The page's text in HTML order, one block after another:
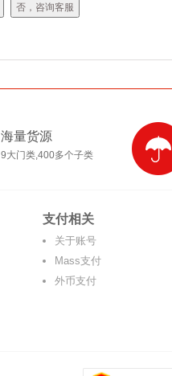
海量货源
9大门类,400多个子类
支付相关
关于账号
Mass支付
外币支付